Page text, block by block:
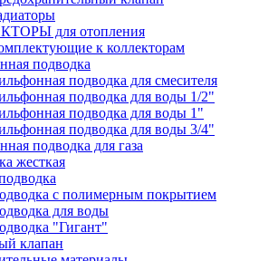
для отопления
к коллекторам
подводка
подводка для смесителя
подводка для воды 1/2"
подводка для воды 1"
подводка для воды 3/4"
подводка для газа
жесткая
с полимерным покрытием
для воды
"Гигант"
клапан